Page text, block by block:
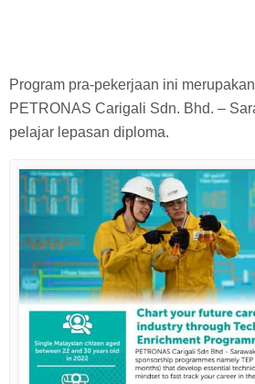
Program pra-pekerjaan ini
PETRONAS Carigali Sdn. Bhd. –
pelajar lepasan diploma.